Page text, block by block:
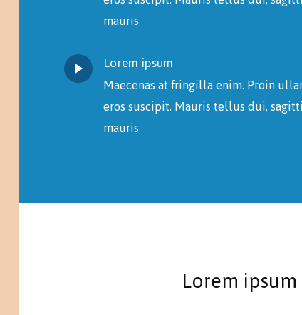
mauris
Lorem ipsum
Maecenas at fringilla enim. Proin
eros suscipit. Mauris tellus dui,
mauris
Lorem